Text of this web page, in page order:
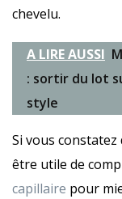
chevelu.
A LIRE AUSSI
: sortir du lot
style
Si vous
être utile de
capillaire pour